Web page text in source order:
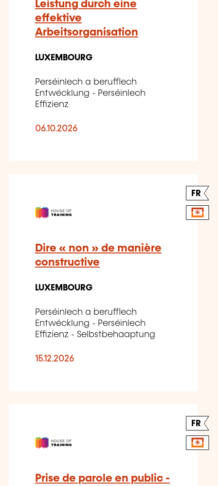
Leistung durch eine
effektive
Arbeitsorganisation
LUXEMBOURG
Perséinlech a berufflech
Entwécklung - Perséinlech
Effizienz
06.10.2026
FR
Dire « non » de manière
constructive
LUXEMBOURG
Perséinlech a berufflech
Entwécklung - Perséinlech
Effizienz - Selbstbehaaptung
15.12.2026
FR
Prise de parole en public -